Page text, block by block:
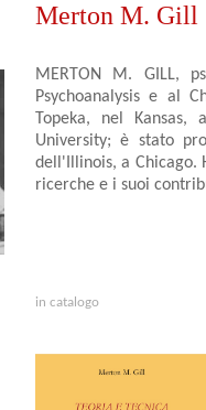
Merton M. Gill
MERTON M. GILL,
Psychoanalysis e al
Topeka, nel Kansas,
University; è stato
dell'Illinois, a Chicago.
ricerche e i suoi
in catalogo